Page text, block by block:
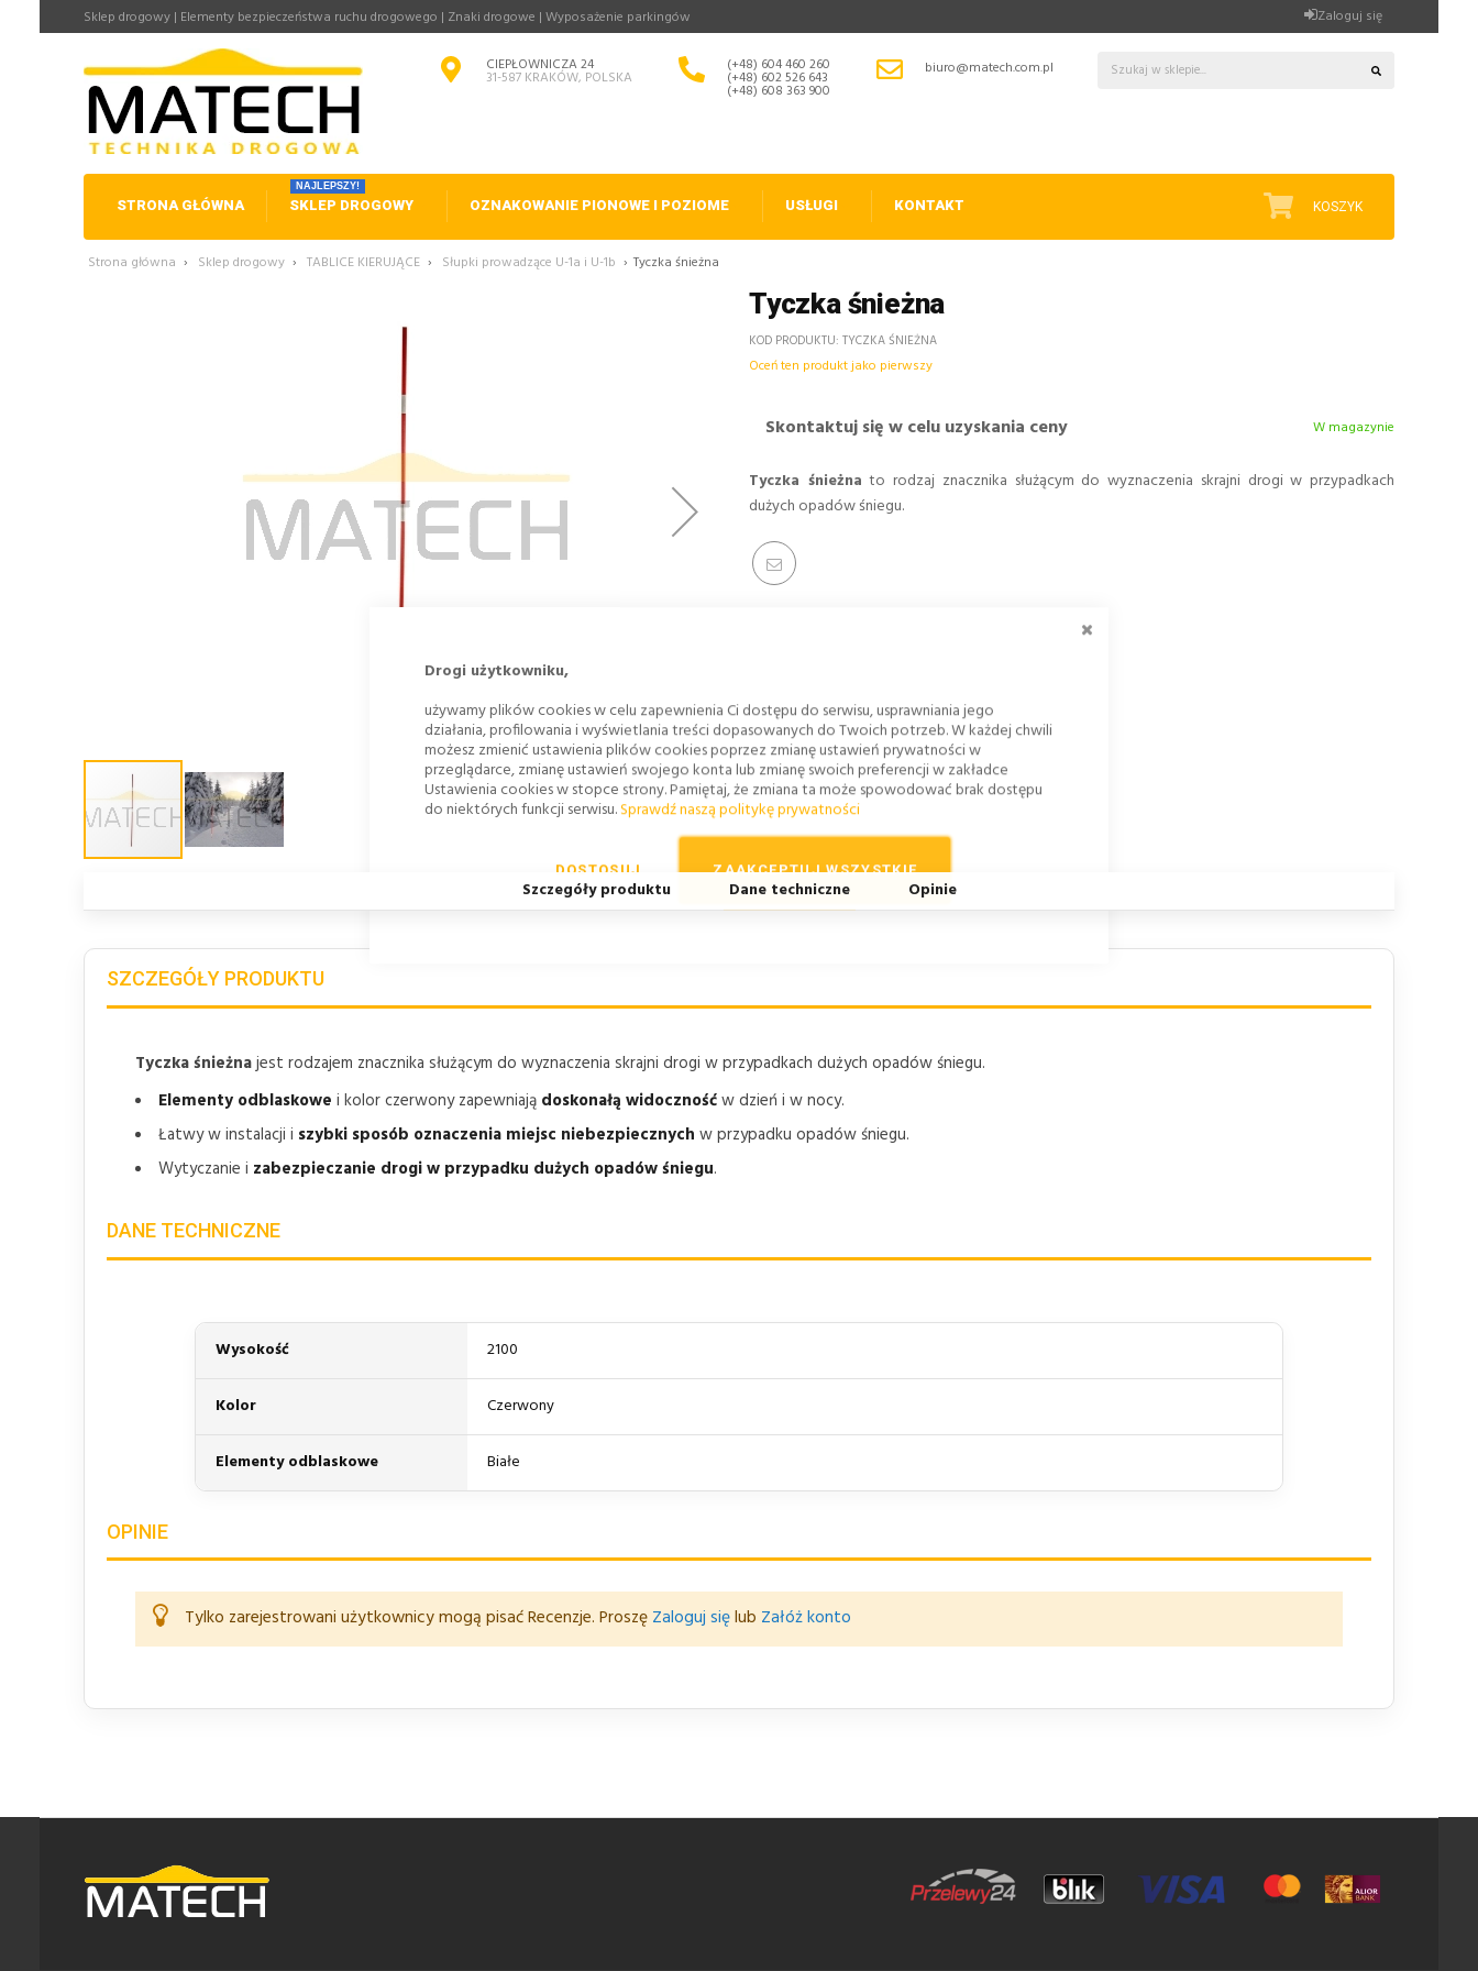
Drogi użytkowniku,
używamy plików cookies w celu zapewnienia Ci dostępu do serwisu, usprawniania jego
działania, profilowania i wyświetlania treści dopasowanych do Twoich potrzeb. W każdej chwili
możesz zmienić ustawienia plików cookies poprzez zmianę ustawień prywatności w
przeglądarce, zmianę ustawień swojego konta lub zmianę swoich preferencji w zakładce
Ustawienia cookies w stopce strony. Pamiętaj, że zmiana ta może spowodować brak dostępu
do niektórych funkcji serwisu.Sprawdź naszą politykę prywatności
ZAAKCEPTUJ WSZYSTKIE
DOSTOSUJ
Sklep drogowy | Elementy bezpieczeństwa ruchu drogowego | Znaki drogowe | Wyposażenie parkingów Zaloguj się
CIEPŁOWNICZA 24
31-587 KRAKÓW, POLSKA
(+48) 604 460 260
(+48) 602 526 643
(+48) 608 363 900
biuro@matech.com.pl
STRONA GŁÓWNA SKLEP DROGOWY
NAJLEPSZY!
OZNAKOWANIE PIONOWE I POZIOME USŁUGI KONTAKT KOSZYK
Strona główna › Sklep drogowy › TABLICE KIERUJĄCE › Słupki prowadzące U-1a i U-1b › Tyczka śnieżna
Tyczka śnieżna
KOD PRODUKTU TYCZKA ŚNIEŻNA
Oceń ten produkt jako pierwszy
Skontaktuj się w celu uzyskania ceny W magazynie
Tyczka śnieżna to rodzaj znacznika służącym do wyznaczenia skrajni drogi w przypadkach
dużych opadów śniegu.
Szczegóły produktu Dane techniczne Opinie
SZCZEGÓŁY PRODUKTU
Tyczka śnieżnajest rodzajem znacznika służącym do wyznaczenia skrajni drogi w przypadkach dużych opadów śniegu.
Elementy odblaskowe i kolor czerwony zapewniają doskonałą widocznośćw dzień i w nocy.
Łatwy w instalacji i szybki sposób oznaczenia miejsc niebezpiecznych w przypadku opadów śniegu.
Wytyczanie i zabezpieczanie drogi w przypadku dużych opadów śniegu.
DANE TECHNICZNE
Wysokość 2100
Kolor Czerwony
Elementy odblaskowe Białe
OPINIE
Tylko zarejestrowani użytkownicy mogą pisać Recenzje. Proszę Zaloguj sięlub Załóż konto